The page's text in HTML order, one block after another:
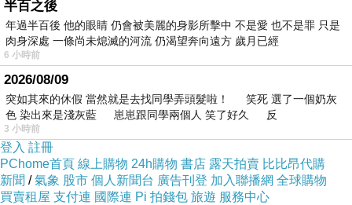
半百之後
年過半百後 他的眼睛 仍會被美麗的身影所擊中 不是愛 也不是罪 只是
肉身深處 一條尚未熄滅的河流 仍渴望奔向遠方 歲月已經
6 小時前
2026/08/09
突如其來的休假 當然就是去找同學弄頭髮啦！ 笑死 選了一個奶灰
色 染出來是淺灰藍 崽崽跟同學兩個人 笑了好久 反
3 小時前
登入 註冊
PChome首頁 線上購物 24h購物 書店 露天拍賣 比比昂代購
新聞 /氣象 股市 個人新聞台 廣告刊登 加入聯播網 全球購物
買賣租屋 支付連 國際連 Pi 拍錢包 旅遊 服務中心